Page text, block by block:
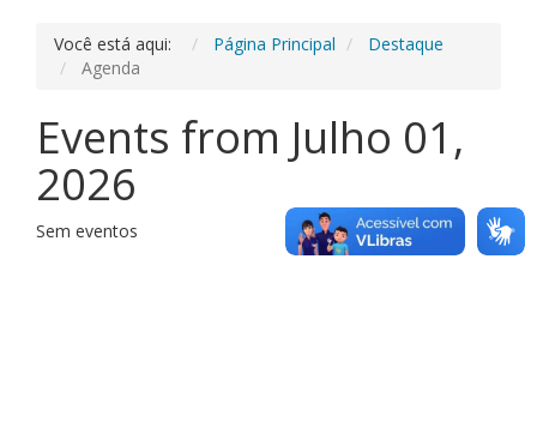
Você está aqui: Página Principal
Destaque
Agenda
Events from Julho 01,
2026
Sem eventos